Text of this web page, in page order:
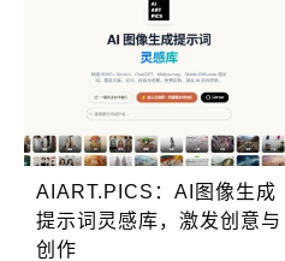
AIART.PICS：AI图像生成
提示词灵感库，激发创意与
创作